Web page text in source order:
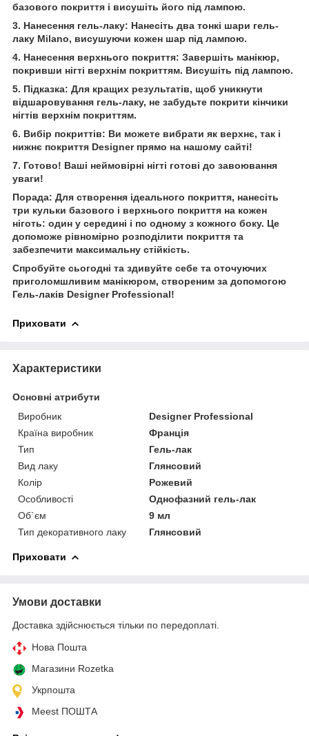
базового покриття і висушіть його під лампою.
3. Нанесення гель-лаку: Нанесіть два тонкі шари гель-
лаку Milano, висушуючи кожен шар під лампою.
4. Нанесення верхнього покриття: Завершіть манікюр,
покривши нігті верхнім покриттям. Висушіть під лампою.
5. Підказка: Для кращих результатів, щоб уникнути
відшаровування гель-лаку, не забудьте покрити кінчики
нігтів верхнім покриттям.
6. Вибір покриттів: Ви можете вибрати як верхнє, так і
нижнє покриття Designer прямо на нашому сайті!
7. Готово! Ваші неймовірні нігті готові до завоювання
уваги!
Порада: Для створення ідеального покриття, нанесіть
три кульки базового і верхнього покриття на кожен
ніготь: один у середині і по одному з кожного боку. Це
допоможе рівномірно розподілити покриття та
забезпечити максимальну стійкість.
Спробуйте сьогодні та здивуйте себе та оточуючих
приголомшливим манікюром, створеним за допомогою
Гель-лаків Designer Professional!
Приховати
Характеристики
Основні атрибути
Виробник
Designer Professional
Країна виробник
Франція
Тип
Гель-лак
Вид лаку
Глянсовий
Колір
Рожевий
Особливості
Однофазний гель-лак
Об`єм
9 мл
Тип декоративного лаку
Глянсовий
Приховати
Умови доставки
Доставка здійснюється тільки по передоплаті.
Нова Пошта
Магазини Rozetka
Укрпошта
Meest ПОШТА